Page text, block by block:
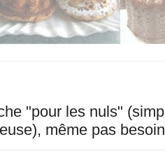
"pour les nuls"
même pas